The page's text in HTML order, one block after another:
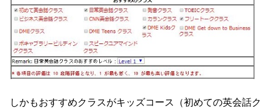
しかもおすすめクラスがキッズコース（初めての英会話ク